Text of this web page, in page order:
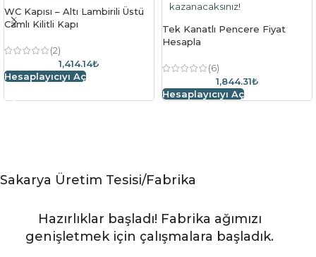
WC Kapısı – Altı Lambirili Üstü
Camlı Kilitli Kapı
(2)
1,414.14₺
Hesaplayıcıyı Aç
kazanacaksınız!
Tek Kanatlı Pencere Fiyat
Hesapla
(6)
1,844.31₺
Hesaplayıcıyı Aç
Sakarya Üretim Tesisi/Fabrika
Hazırlıklar başladı! Fabrika ağımızı
genişletmek için çalışmalara başladık.